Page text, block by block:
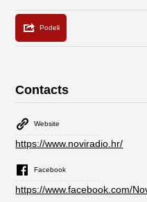
Contacts
Website
https://www.noviradio.hr/
Facebook
https://www.facebook.com/